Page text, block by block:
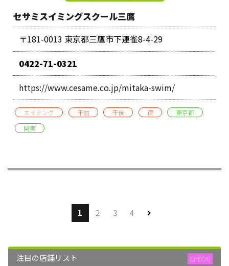
セサミスイミングスクール三鷹
〒181-0013 東京都三鷹市下連雀8-4-29
0422-71-0321
https://www.cesame.co.jp/mitaka-swim/
スイミング 午前 午後 夜
東京都
関東
1 2 3 4
注目の店舗リスト CHECK!